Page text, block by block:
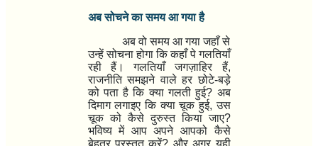
अब सोचने का समय आ गया है
अब वो समय आ गया जहाँ से
उन्हें सोचना होगा कि कहाँ पे गलतियाँ
रही हैं। गलतियाँ जगज़ाहिर हैं,
राजनीति समझने वाले हर छोटे-बड़े
को पता है कि क्या गलती हुई? अब
दिमाग लगाइए कि क्या चूक हुई,उस
चूक को कैसे दुरुस्त किया जाए?
भविष्य में आप अपने आपको कैसे
बेहतर प्रस्तुत करें? और अगर यही